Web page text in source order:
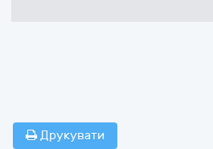
Друкувати